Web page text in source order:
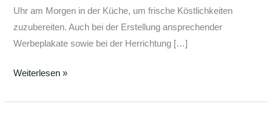
Uhr am Morgen in der Küche, um frische Köstlichkeiten
zuzubereiten. Auch bei der Erstellung ansprechender
Werbeplakate sowie bei der Herrichtung […]
Weiterlesen »